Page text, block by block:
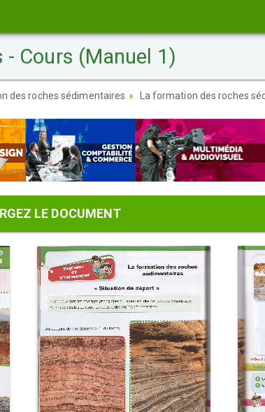
Cours (Manuel 1)
des roches sédimentaires La formation des roches
LE DOCUMENT